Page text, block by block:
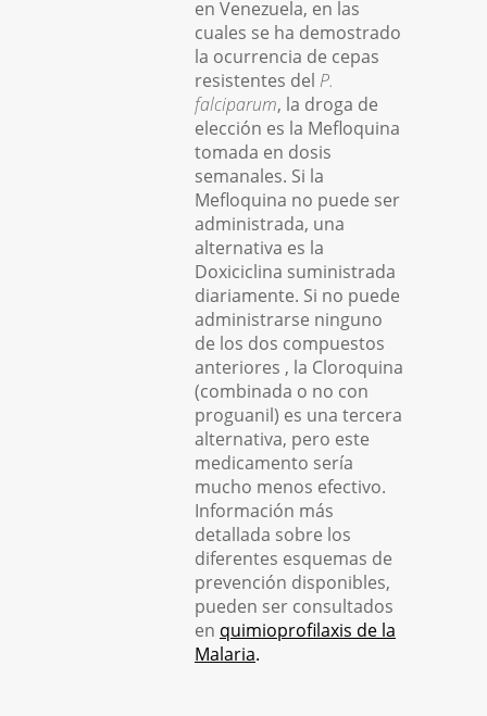
en Venezuela, en las
cuales se ha demostrado
la ocurrencia de cepas
resistentes del P.
falciparum, la droga de
elección es la Mefloquina
tomada en dosis
semanales. Si la
Mefloquina no puede ser
administrada, una
alternativa es la
Doxiciclina suministrada
diariamente. Si no puede
administrarse ninguno
de los dos compuestos
anteriores , la Cloroquina
(combinada o no con
proguanil) es una tercera
alternativa, pero este
medicamento sería
mucho menos efectivo.
Información más
detallada sobre los
diferentes esquemas de
prevención disponibles,
pueden ser consultados
en quimioprofilaxis de la
Malaria.